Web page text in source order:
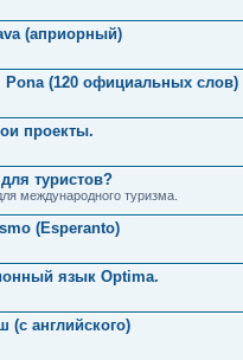
(априорный)
(120 официальных слов)
проекты.
туристов?
международного туризма.
(Esperanto)
язык Optima.
английского)